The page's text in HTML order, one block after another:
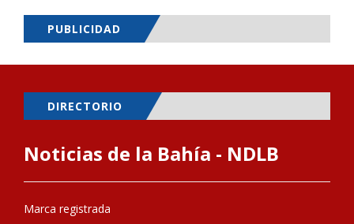
PUBLICIDAD
DIRECTORIO
Noticias de la Bahía - NDLB
Marca registrada